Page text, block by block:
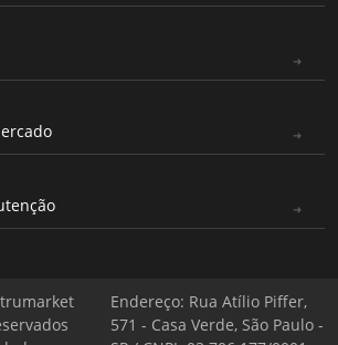
Endereço: Rua Atílio Piffer,
571 - Casa Verde, São Paulo -